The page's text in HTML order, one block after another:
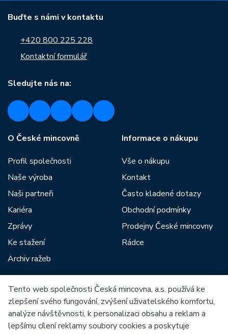
Buďte s námi v kontaktu
+420 800 225 228
Kontaktní formulář
Sledujte nás na:
O České mincovně
Profil společnosti
Naše výroba
Naši partneři
Kariéra
Zprávy
Ke stažení
Archiv ražeb
Informace o nákupu
Vše o nákupu
Kontakt
Často kladené dotazy
Obchodní podmínky
Prodejny České mincovny
Rádce
Mezi naše partnery patří:
Tento web společnosti Česká mincovna, a.s. používá ke
zlepšení svého fungování, zvýšení uživatelského komfortu,
analýze návštěvnosti, k personalizaci obsahu a reklam a
lepšímu cílení reklamy soubory cookies a poskytuje